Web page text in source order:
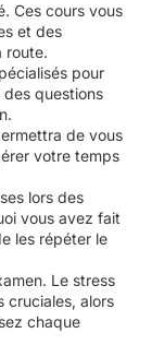
Ces cours vous
et des
route.
pour
des questions
de vous
votre temps
lors des
vous avez fait
les répéter le
Le stress
cruciales, alors
chaque